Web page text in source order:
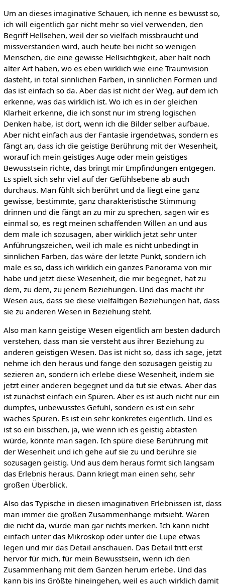
Um an dieses imaginative Schauen, ich nenne es bewusst so,
ich will eigentlich gar nicht mehr so viel verwenden, den
Begriff Hellsehen, weil der so vielfach missbraucht und
missverstanden wird, auch heute bei nicht so wenigen
Menschen, die eine gewisse Hellsichtigkeit, aber halt noch
alter Art haben, wo es eben wirklich wie eine Traumvision
dasteht, in total sinnlichen Farben, in sinnlichen Formen und
das ist einfach so da. Aber das ist nicht der Weg, auf dem ich
erkenne, was das wirklich ist. Wo ich es in der gleichen
Klarheit erkenne, die ich sonst nur im streng logischen
Denken habe, ist dort, wenn ich die Bilder selber aufbaue.
Aber nicht einfach aus der Fantasie irgendetwas, sondern es
fängt an, dass ich die geistige Berührung mit der Wesenheit,
worauf ich mein geistiges Auge oder mein geistiges
Bewusstsein richte, das bringt mir Empfindungen entgegen.
Es spielt sich sehr viel auf der Gefühlsebene ab auch
durchaus. Man fühlt sich berührt und da liegt eine ganz
gewisse, bestimmte, ganz charakteristische Stimmung
drinnen und die fängt an zu mir zu sprechen, sagen wir es
einmal so, es regt meinen schaffenden Willen an und aus
dem male ich sozusagen, aber wirklich jetzt sehr unter
Anführungszeichen, weil ich male es nicht unbedingt in
sinnlichen Farben, das wäre der letzte Punkt, sondern ich
male es so, dass ich wirklich ein ganzes Panorama von mir
habe und jetzt diese Wesenheit, die mir begegnet, hat zu
dem, zu dem, zu jenem Beziehungen. Und das macht ihr
Wesen aus, dass sie diese vielfältigen Beziehungen hat, dass
sie zu anderen Wesen in Beziehung steht.
Also man kann geistige Wesen eigentlich am besten dadurch
verstehen, dass man sie versteht aus ihrer Beziehung zu
anderen geistigen Wesen. Das ist nicht so, dass ich sage, jetzt
nehme ich den heraus und fange den sozusagen geistig zu
sezieren an, sondern ich erlebe diese Wesenheit, indem sie
jetzt einer anderen begegnet und da tut sie etwas. Aber das
ist zunächst einfach ein Spüren. Aber es ist auch nicht nur ein
dumpfes, unbewusstes Gefühl, sondern es ist ein sehr
waches Spüren. Es ist ein sehr konkretes eigentlich. Und es
ist so ein bisschen, ja, wie wenn ich es geistig abtasten
würde, könnte man sagen. Ich spüre diese Berührung mit
der Wesenheit und ich gehe auf sie zu und berühre sie
sozusagen geistig. Und aus dem heraus formt sich langsam
das Erlebnis heraus. Dann kriegt man einen sehr, sehr
großen Überblick.
Also das Typische in diesen imaginativen Erlebnissen ist, dass
man immer die großen Zusammenhänge mitsieht. Wären
die nicht da, würde man gar nichts merken. Ich kann nicht
einfach unter das Mikroskop oder unter die Lupe etwas
legen und mir das Detail anschauen. Das Detail tritt erst
hervor für mich, für mein Bewusstsein, wenn ich den
Zusammenhang mit dem Ganzen herum erlebe. Und das
kann bis ins Größte hineingehen, weil es auch wirklich damit